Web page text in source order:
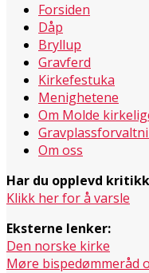
Forsiden
Dåp
Bryllup
Gravferd
Kirkefestuka
Menighetene
Om Molde
Om oss
Har du opplevd
Klikk her for å varsle
Eksterne lenker:
Den norske kirke
Møre bispedømmeråd